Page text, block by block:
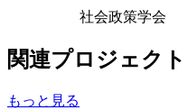
社会政策学会
関連プロジェクト
もっと見る